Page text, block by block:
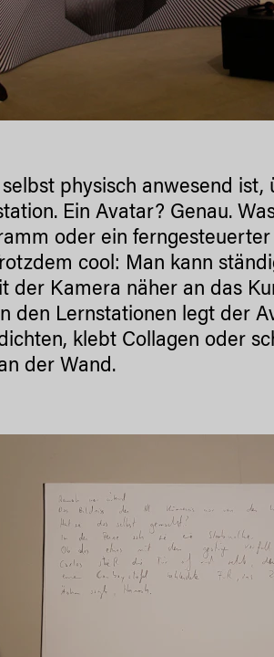
physisch anwesend
Ein Avatar? Genau.
oder ein
cool: Man kann
der Kamera näher an das
den Lernstationen legt der
klebt Collagen oder
der Wand.